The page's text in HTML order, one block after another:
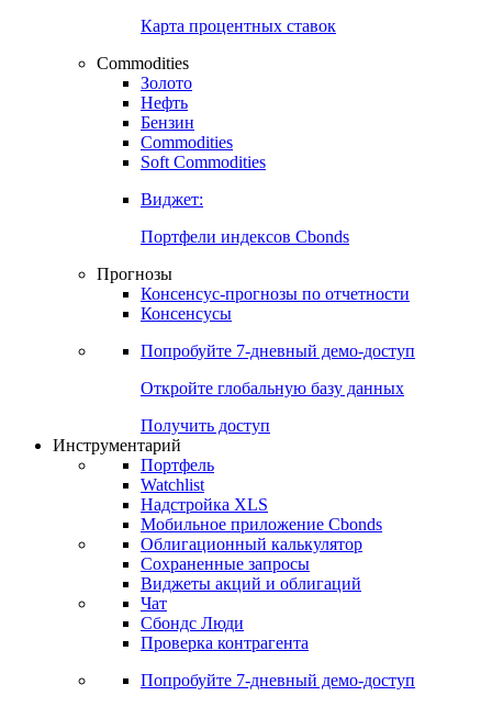
Росстат
Виджет:
Карта процентных ставок
Commodities
Золото
Бензин
Soft Commodities
Виджет:
Портфели индексов Cbonds
Прогнозы
Консенсусы
Попробуйте7-дневный
Откройте глобальную базу данных
Получить доступ
Инструментарий
Портфель
Watchlist
Надстройка XLS
Мобильное приложение Cbonds
Облигационный калькулятор
Сохраненные запросы
Чат